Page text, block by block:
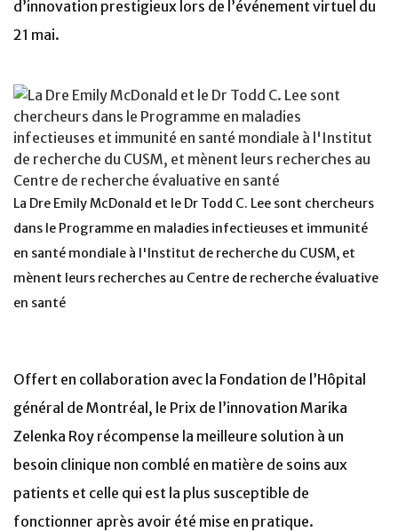
d’innovation prestigieux lors de l’événement virtuel du
21 mai.
La Dre Emily McDonald et le Dr Todd C. Lee sont chercheurs
dans le Programme en maladies infectieuses et immunité
en santé mondiale à l'Institut de recherche du CUSM, et
mènent leurs recherches au Centre de recherche évaluative
en santé
Offert en collaboration avec la Fondation de l’Hôpital
général de Montréal, le Prix de l’innovation Marika
Zelenka Roy récompense la meilleure solution à un
besoin clinique non comblé en matière de soins aux
patients et celle qui est la plus susceptible de
fonctionner après avoir été mise en pratique.